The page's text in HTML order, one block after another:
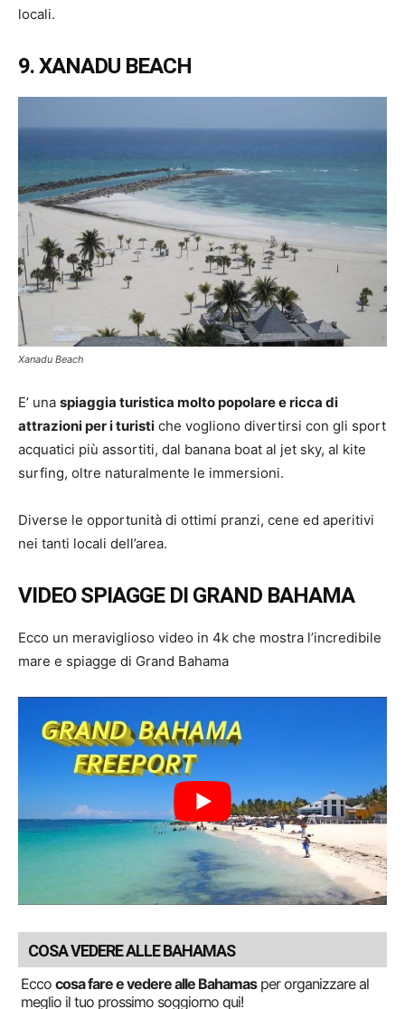
locali.
9. XANADU BEACH
Xanadu Beach
E’ una spiaggia turistica molto popolare e ricca di
attrazioni per i turisti che vogliono divertirsi con gli sport
acquatici più assortiti, dal banana boat al jet sky, al kite
surfing, oltre naturalmente le immersioni.
Diverse le opportunità di ottimi pranzi, cene ed aperitivi
nei tanti locali dell’area.
VIDEO SPIAGGE DI GRAND BAHAMA
Ecco un meraviglioso video in 4k che mostra l’incredibile
mare e spiagge di Grand Bahama
COSA VEDERE ALLE BAHAMAS
Ecco cosa fare e vedere alle Bahamasper organizzare al
meglio il tuo prossimo soggiorno qui!